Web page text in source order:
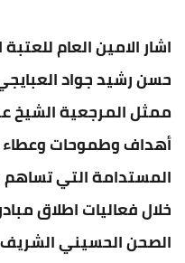
اشار الامين العام
حسن رشيد جواد
ممثل المرجعية الشيخ
أهداف وطموحات وعطاء
المستدامة التي تساهم
الصحن الحسيني